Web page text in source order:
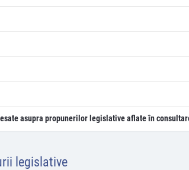
asupra propunerilor legislative aflate în
legislative